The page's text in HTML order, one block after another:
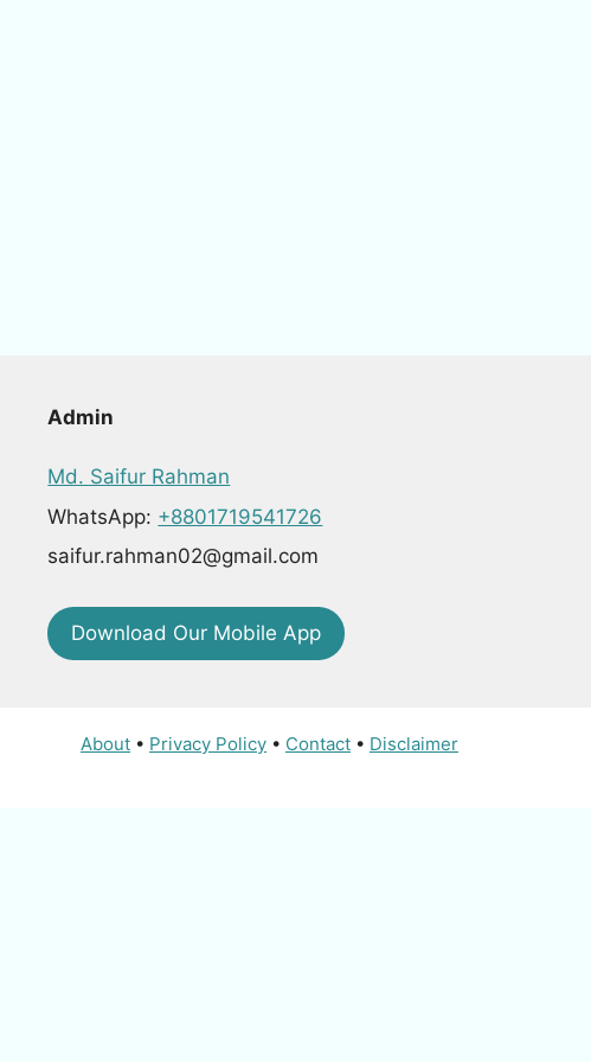
Admin
Md. Saifur Rahman
WhatsApp: +8801719541726
saifur.rahman02@gmail.com
Download Our Mobile App
About • Privacy Policy • Contact • Disclaimer